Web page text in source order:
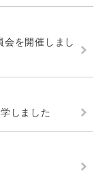
を開催しまし
しました